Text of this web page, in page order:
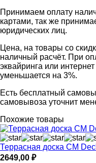
Принимаем оплату
картами, так же
юридических лиц.
Цена, на товары со
наличный расчёт. При
эквайринга или
уменьшается на 3%.
Есть бесплатный
самовывоза уточнит
Похожие товары
Террасная доска CM
2649,00 ₽